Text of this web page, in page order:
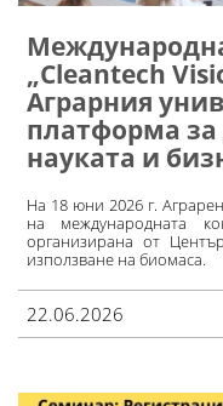
„Cleantech
Аграрния
платформа
науката и
На 18 юни 2026 г.
на международната
организирана от
използване на биомаса.
22.06.2026